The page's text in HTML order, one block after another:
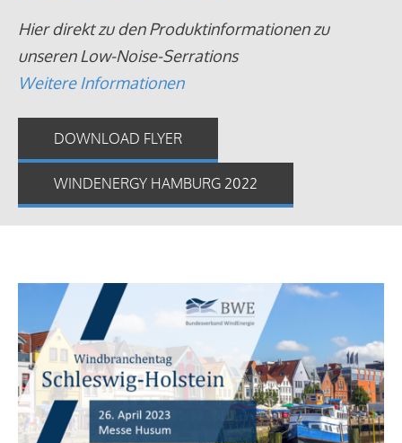
Hier direkt zu den Produktinformationen zu
unseren Low-Noise-Serrations
Weitere Informationen
DOWNLOAD FLYER
WINDENERGY HAMBURG 2022